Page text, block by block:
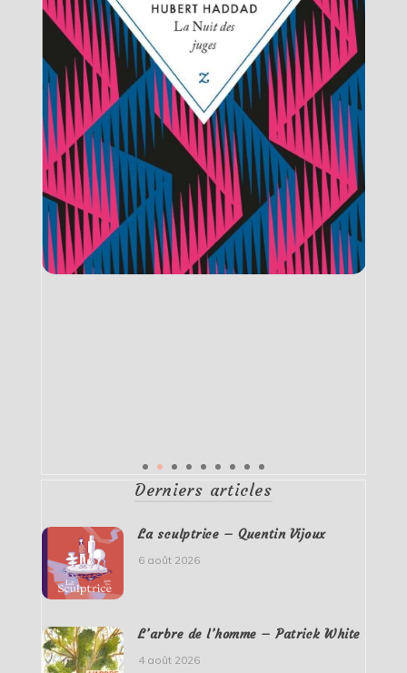
Derniers articles
La sculptrice – Quentin Vijoux
6 août 2026
L’arbre de l’homme – Patrick White
4 août 2026